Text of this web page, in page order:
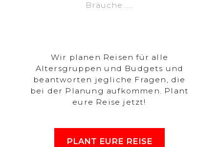
Bräuche.....
Wir planen Reisen für alle
Altersgruppen und Budgets und
beantworten jegliche Fragen, die
bei der Planung aufkommen. Plant
eure Reise jetzt!
PLANT EURE REISE